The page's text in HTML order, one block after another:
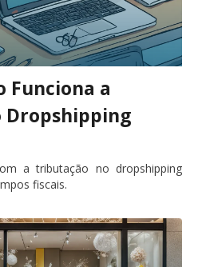
Funciona a
a tributação no dropshipping
fiscais.